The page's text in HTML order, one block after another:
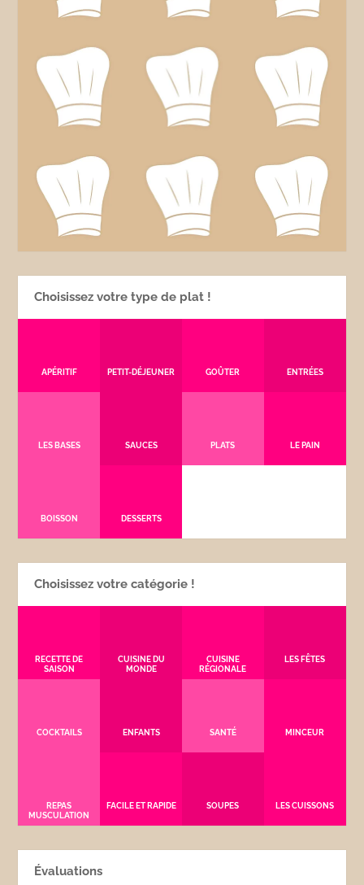
Choisissez votre type de plat !
APÉRITIF PETIT-DÉJEUNER GOÛTER ENTRÉES
LES BASES SAUCES PLATS LE PAIN
BOISSON DESSERTS
Choisissez votre catégorie !
RECETTE DE
SAISON
CUISINE DU
MONDE
CUISINE
RÉGIONALE
LES FÊTES
COCKTAILS ENFANTS SANTÉ MINCEUR
REPAS
MUSCULATION
FACILE ET RAPIDE SOUPES LES CUISSONS
Évaluations